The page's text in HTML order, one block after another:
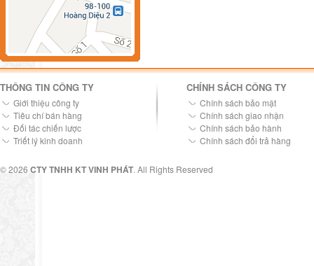
THÔNG TIN CÔNG TY
Giới thiệu công ty
Tiêu chí bán hàng
Đối tác chiến lược
Triết lý kinh doanh
CHÍNH SÁCH CÔNG TY
Chính sách bảo mật
Chính sách giao nhận
Chính sách bảo hành
Chính sách đổi trả hàng
© 2026 CTY TNHH KT VINH PHÁT. All Rights Reserved